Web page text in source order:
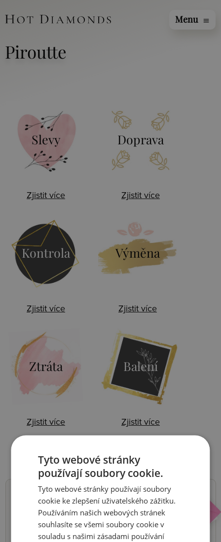
Menu menu
Piroutte
Slevy
Zjistit více
Doprava
Zjistit více
Kontrola
Zjistit více
Výměna
Zjistit více
Ztráta
Zjistit více
Balení
Zjistit více
NOVINKY,
SLEVY, AKCE
Tyto webové stránky
používají soubory cookie.
Tyto webové stránky používají soubory
cookie ke zlepšení uživatelského zážitku.
Používáním našich webových stránek
souhlasíte se všemi soubory cookie v
souladu s našimi zásadami používání